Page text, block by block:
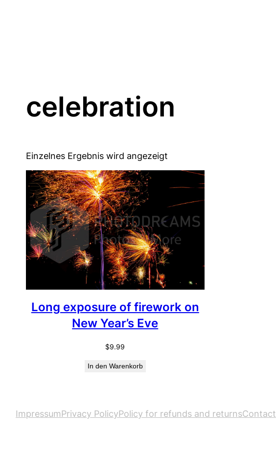
celebration
Einzelnes Ergebnis wird angezeigt
Long exposure of firework on
New Year’s Eve
$9.99
In den Warenkorb
ImpressumPrivacy PolicyPolicy for refunds and returnsContact